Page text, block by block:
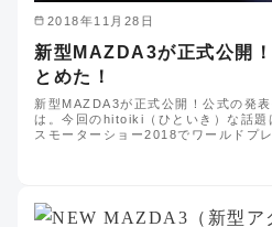
2018年11月28日
新型MAZDA3が正式公開
とめた！
新型MAZDA3が正式公開！公式の発
は。今回のhitoiki（ひといき）な話
スモーターショー2018でワールドプ